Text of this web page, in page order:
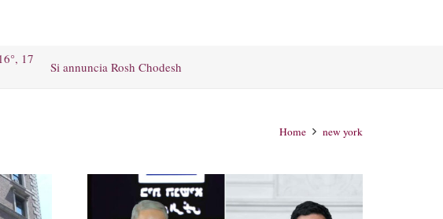
17
Si annuncia Rosh Chodesh
Home new york